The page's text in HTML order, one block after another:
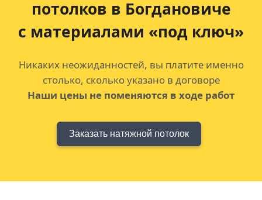
потолков в Богдановиче
с материалами «под ключ»
Никаких неожиданностей, вы платите именно
столько, сколько указано в договоре
Наши цены не поменяются в ходе работ
Заказать натяжной потолок